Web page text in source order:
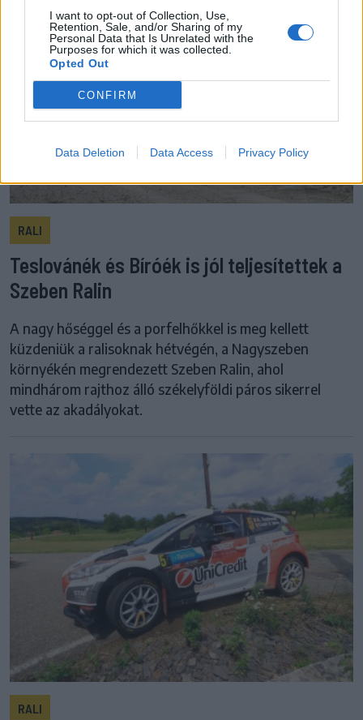
I want to opt-out of Collection, Use,
Retention, Sale, and/or Sharing of my
Personal Data that Is Unrelated with the
Purposes for which it was collected.
Opted Out
CONFIRM
Data Deletion Data Access Privacy Policy
RALI
Teslovánék és Bíróék is jól teljesítettek a
Szeben Ralin
A nagy hőséggel és a porfelhőkkel is meg kellett
küzdeniük a ralisoknak hétvégén, a Nagyszeben
környékén megrendezett Szeben Ralin, ahol
mindhárom rajthoz álló székelyföldi páros sikerrel
vette az akadályokat.
RALI